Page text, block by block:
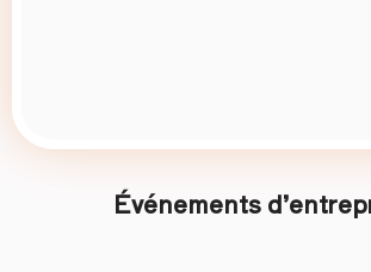
Événements